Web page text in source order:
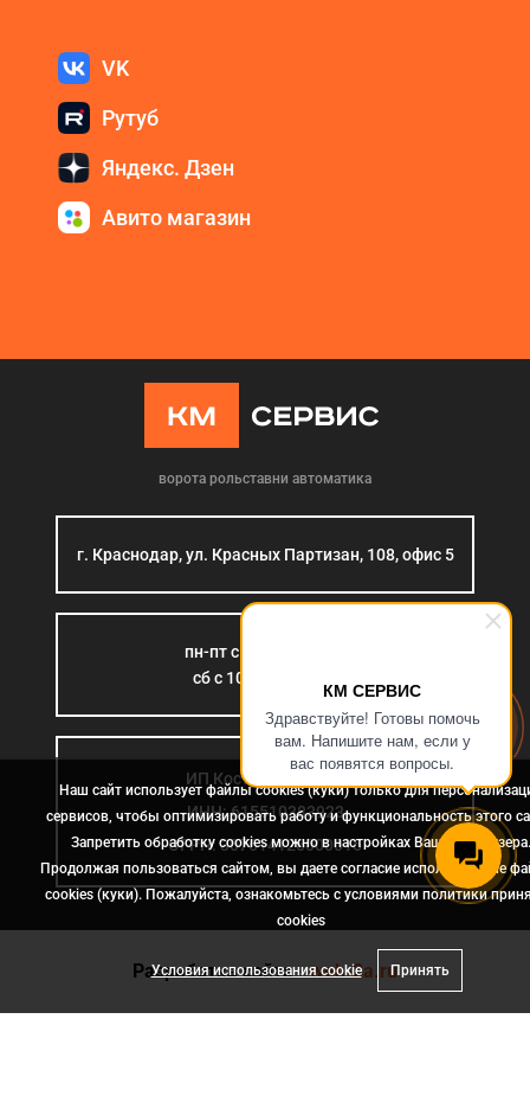
КМ СЕРВИС
Здравствуйте! Готовы помочь
вам. Напишите нам, если у
вас появятся вопросы.
VK
Рутуб
Яндекс. Дзен
Авито магазин
ворота рольставни автоматика
г. Краснодар, ул. Красных Партизан, 108, офис 5
пн-пт с 9:00 до 18:00
сб с 10:00 до 15:00
ИП Костромина Л.Б.
ИНН: 615510383923
ОГРН: 307614126000015
Разработка сайта- web-2a.ru
Наш сайт использует файлы cookies (куки) только для
сервисов, чтобы оптимизировать работу и функциональность этого
Запретить обработку cookies можно в настройках Вашего браузера.
Продолжая пользоваться сайтом, вы даете согласие использование
cookies (куки). Пожалуйста, ознакомьтесь с условиями политики
сookies
Условия использования cookie Принять